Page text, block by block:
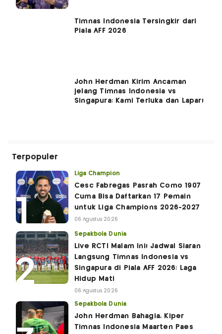
Timnas Indonesia Tersingkir dari
Piala AFF 2026
John Herdman Kirim Ancaman
jelang Timnas Indonesia vs
Singapura: Kami Terluka dan Lapar!
Terpopuler
Liga Champion
Cesc Fabregas Pasrah Como 1907
Cuma Bisa Daftarkan 17 Pemain
untuk Liga Champions 2026-2027
06 Agustus 2026
Sepakbola Dunia
Live RCTI Malam Ini! Jadwal Siaran
Langsung Timnas Indonesia vs
Singapura di Piala AFF 2026: Laga
Hidup Mati
06 Agustus 2026
Sepakbola Dunia
John Herdman Bahagia, Kiper
Timnas Indonesia Maarten Paes